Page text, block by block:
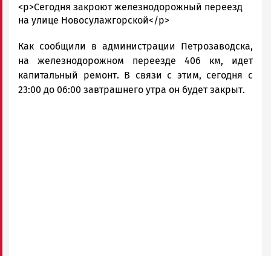
admintimur
Новости
и
Карелии
|
Петрозаводск
<p>Сегодня закроют железнодорожный переезд
на улице Новосулажгорской</p>
Как сообщили в администрации Петрозаводска,
на железнодорожном переезде 406 км, идет
капитальный ремонт. В связи с этим, сегодня с
23:00 до 06:00 завтрашнего утра он будет закрыт.